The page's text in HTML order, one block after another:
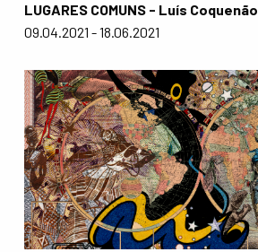
LUGARES COMUNS - Luís Coquenão
09.04.2021 - 18.06.2021